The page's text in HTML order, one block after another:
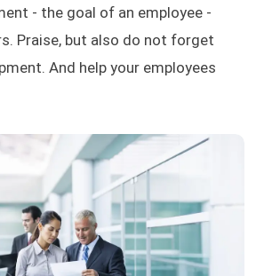
- the goal of an employee -
Praise, but also do not forget
And help your employees